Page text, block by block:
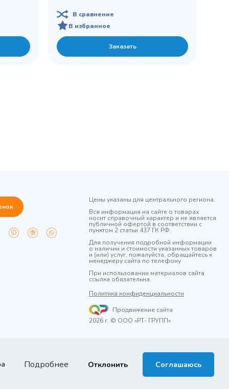
Подробнее Отклонить Соглашаюсь
В сравнение
В избранное
Заказать
Цены указаны для центрального региона.
Вся информация на сайте о товарах
носит справочный характер и не является
публичной офертой в соответствии с
пунктом 2 статьи 437 ГК РФ.
Для получения подробной информации
о наличии и стоимости указанных товаров
и (или) услуг, пожалуйста, обращайтесь к
менеджеру сайта по телефону
При использовании материалов сайта
ссылка обязательна.
Политика конфиденциальности
Продвижение сайта
2026 г. © ООО «РТ- ГРУПП»